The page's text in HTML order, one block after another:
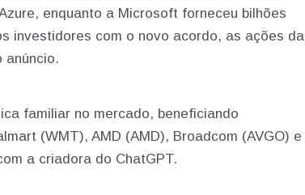
enquanto a Microsoft forneceu bilhões
investidores com o novo acordo, as ações da
anúncio.
familiar no mercado, beneficiando
(WMT), AMD (AMD), Broadcom (AVGO) e
a criadora do ChatGPT.